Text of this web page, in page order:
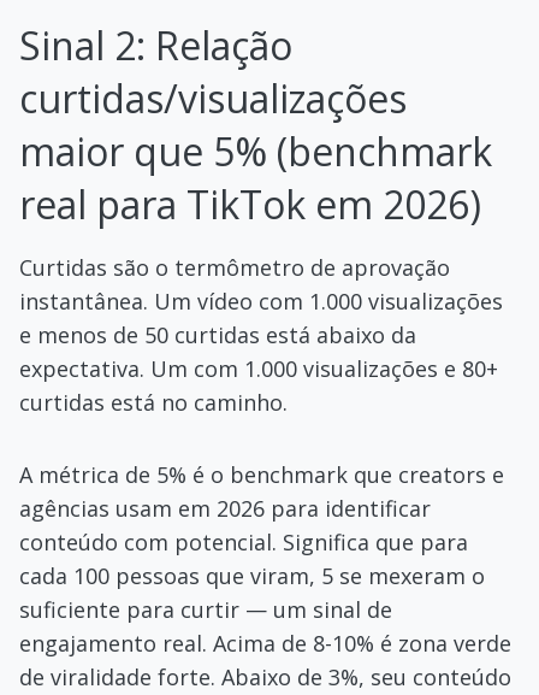
Sinal 2: Relação
curtidas/visualizações
maior que 5% (benchmark
real para TikTok em 2026)
Curtidas são o termômetro de aprovação
instantânea. Um vídeo com 1.000 visualizações
e menos de 50 curtidas está abaixo da
expectativa. Um com 1.000 visualizações e 80+
curtidas está no caminho.
A métrica de 5% é o benchmark que creators e
agências usam em 2026 para identificar
conteúdo com potencial. Significa que para
cada 100 pessoas que viram, 5 se mexeram o
suficiente para curtir — um sinal de
engajamento real. Acima de 8-10% é zona verde
de viralidade forte. Abaixo de 3%, seu conteúdo